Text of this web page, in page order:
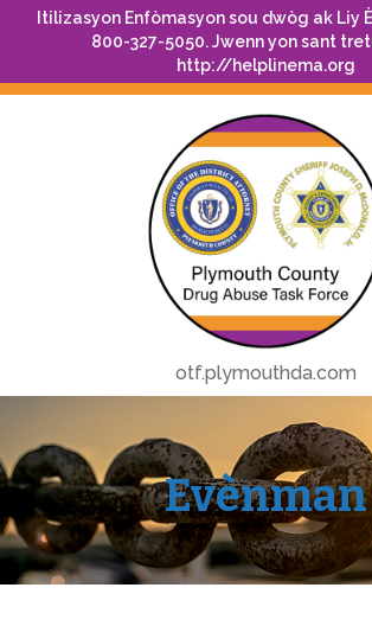
Itilizasyon Enfòmasyon sou dwòg ak Liy
800-327-5050. Jwenn yon sant
http://helplinema.org
otf.plymouthda.com
Evènman